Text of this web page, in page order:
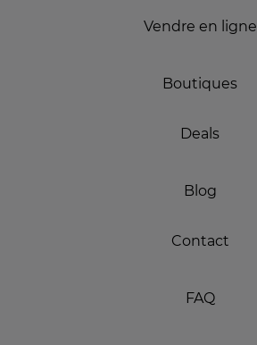
Vendre en ligne
Boutiques
Deals
Blog
Contact
FAQ